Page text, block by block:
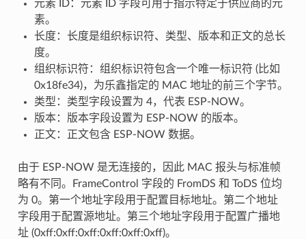
元素 ID：元素 ID 字段可用于指示特定于供应商的元
素。
长度：长度是组织标识符、类型、版本和正文的总长
度。
组织标识符：组织标识符包含一个唯一标识符 (比如
0x18fe34)，为乐鑫指定的 MAC 地址的前三个字节。
类型：类型字段设置为 4，代表 ESP-NOW。
版本：版本字段设置为 ESP-NOW 的版本。
正文：正文包含 ESP-NOW 数据。
由于 ESP-NOW 是无连接的，因此 MAC 报头与标准帧
略有不同。FrameControl 字段的 FromDS 和 ToDS 位均
为 0。第一个地址字段用于配置目标地址。第二个地址
字段用于配置源地址。第三个地址字段用于配置广播地
址 (0xff:0xff:0xff:0xff:0xff:0xff)。